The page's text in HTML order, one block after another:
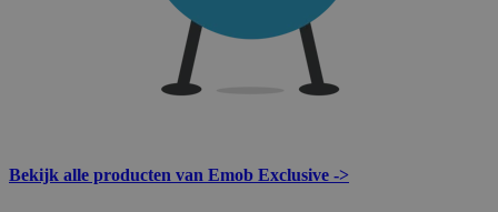
Bekijk alle producten van Emob Exclusive ->